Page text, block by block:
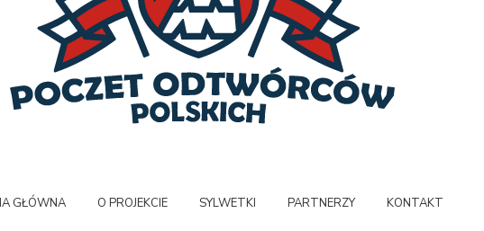
GŁÓWNA O PROJEKCIE SYLWETKI PARTNERZY KONTAKT